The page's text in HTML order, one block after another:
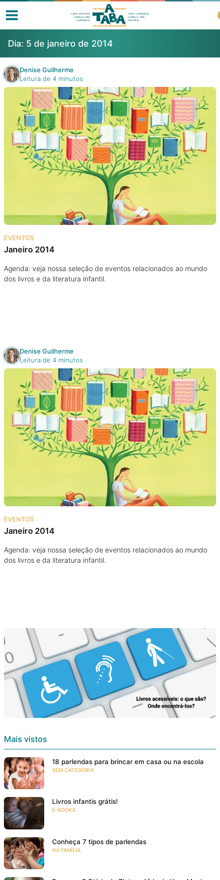
Livros
Resenhas
Clube de Leitores
Listas
Na escola
Na família
Colunas
Cursos On line
E-Books
Eventos
Podcast
Taba na Escola
Dia: 5 de janeiro de 2014
Denise Guilherme
Leitura de 4 minutos
EVENTOS
Janeiro 2014
Agenda: veja nossa seleção de eventos relacionados ao mundo
dos livros e da literatura infantil.
Denise Guilherme
Leitura de 4 minutos
EVENTOS
Janeiro 2014
Agenda: veja nossa seleção de eventos relacionados ao mundo
dos livros e da literatura infantil.
Mais vistos
18 parlendas para brincar em casa ou na escola
SEM CATEGORIA
Livros infantis grátis!
E-BOOKS
Conheça 7 tipos de parlendas
NA FAMÍLIA